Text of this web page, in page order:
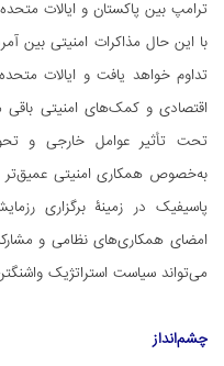
ترامپ بین پاکستان و ایالات
با این حال مذاکرات امنیتی بین
تداوم خواهد یافت و ایالات
اقتصادی و کمک‌های امنیتی باقی
تحت تأثیر عوامل خارجی و
به‌خصوص همکاری امنیتی عمیق‌تر
پاسیفیک در زمینۀ برگزاری
امضای همکاری‌های نظامی و
می‌تواند سیاست استراتژیک
چشم‌‌انداز